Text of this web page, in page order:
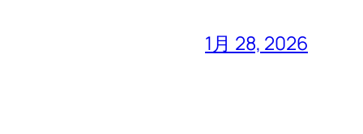
1月 28, 2026